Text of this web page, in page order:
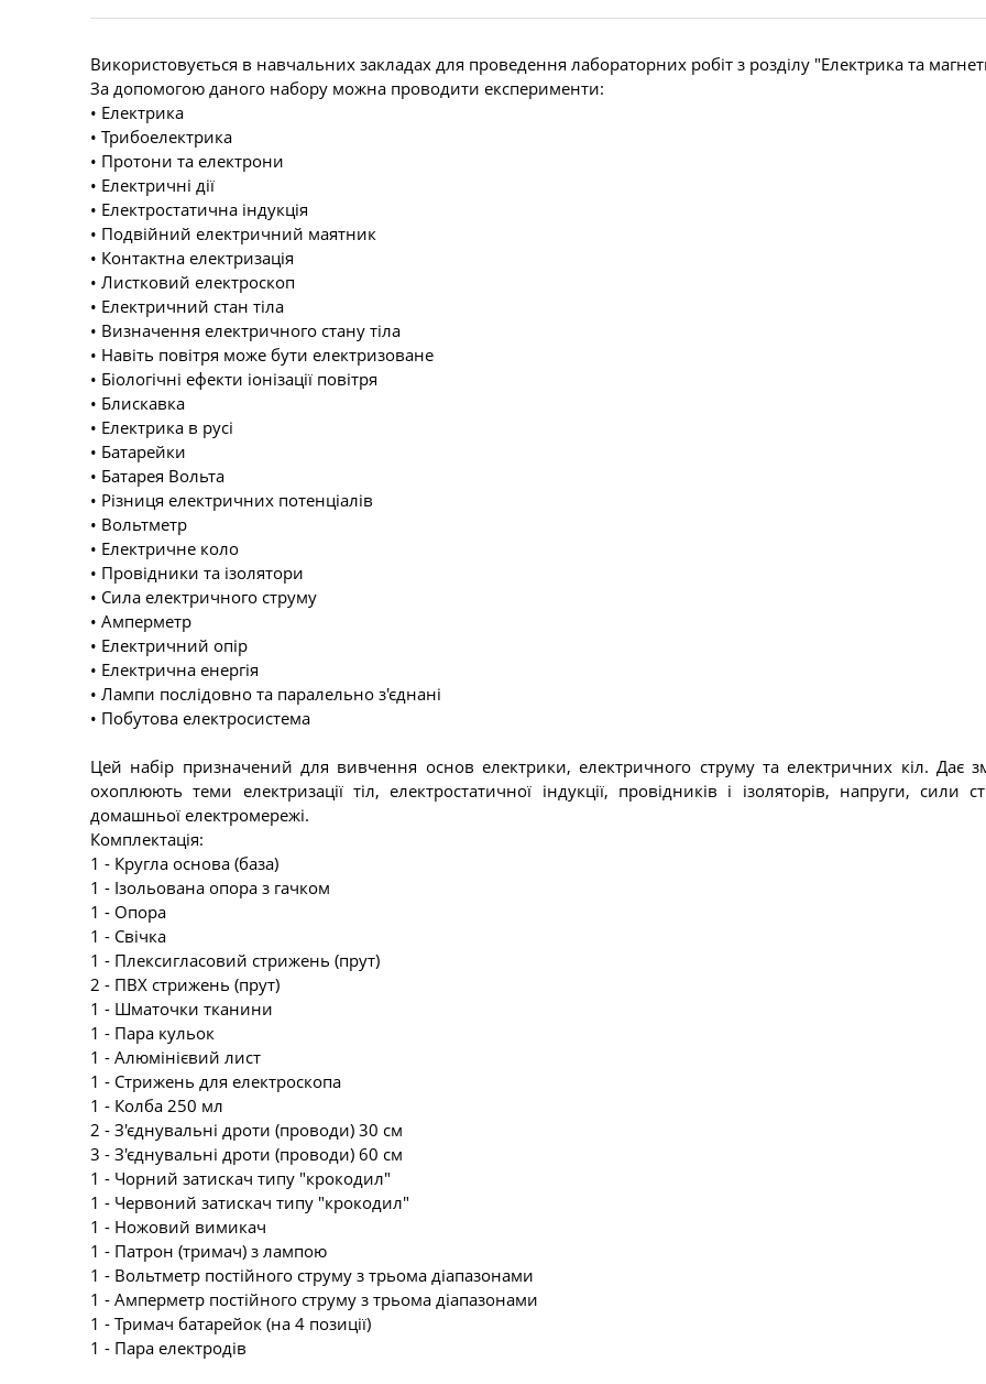
Використовується в навчальних закладах для проведення лабораторних робіт з розділу "Електрика та
За допомогою даного набору можна проводити експерименти:
• Електрика
• Трибоелектрика
• Протони та електрони
• Електричні дії
• Електростатична індукція
• Подвійний електричний маятник
• Контактна електризація
• Листковий електроскоп
• Електричний стан тіла
• Визначення електричного стану тіла
• Навіть повітря може бути електризоване
• Біологічні ефекти іонізації повітря
• Блискавка
• Електрика в русі
• Батарейки
• Батарея Вольта
• Різниця електричних потенціалів
• Вольтметр
• Електричне коло
• Провідники та ізолятори
• Сила електричного струму
• Амперметр
• Електричний опір
• Електрична енергія
• Лампи послідовно та паралельно з'єднані
• Побутова електросистема
Цей набір призначений для вивчення основ електрики, електричного струму та електричних кіл. Дає
охоплюють теми електризації тіл, електростатичної індукції, провідників і ізоляторів, напруги, сили
домашньої електромережі.
Комплектація:
1 - Кругла основа (база)
1 - Ізольована опора з гачком
1 - Опора
1 - Свічка
1 - Плексигласовий стрижень (прут)
2 - ПВХ стрижень (прут)
1 - Шматочки тканини
1 - Пара кульок
1 - Алюмінієвий лист
1 - Стрижень для електроскопа
1 - Колба 250 мл
2 - З'єднувальні дроти (проводи) 30 см
3 - З'єднувальні дроти (проводи) 60 см
1 - Чорний затискач типу "крокодил"
1 - Червоний затискач типу "крокодил"
1 - Ножовий вимикач
1 - Патрон (тримач) з лампою
1 - Вольтметр постійного струму з трьома діапазонами
1 - Амперметр постійного струму з трьома діапазонами
1 - Тримач батарейок (на 4 позиції)
1 - Пара електродів